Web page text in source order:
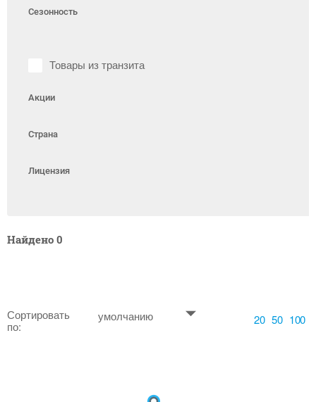
Сезонность
Товары из транзита
Акции
Страна
Лицензия
Найдено 0
Сортировать
по:
умолчанию 20 50 100